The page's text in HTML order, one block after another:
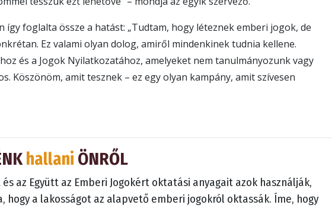
így foglalta össze a hatást: „Tudtam, hogy léteznek emberi jogok, de
Ez valami olyan dolog, amiről mindenkinek tudnia kellene.
és a Jogok Nyilatkozatához, amelyeket nem tanulmányozunk vagy
Köszönöm, amit tesznek – ez egy olyan kampány, amit szívesen
hallani ÖNRŐL
az Együtt az Emberi Jogokért oktatási anyagait azok használják,
hogy a lakosságot az alapvető emberi jogokról oktassák. Íme, hogy